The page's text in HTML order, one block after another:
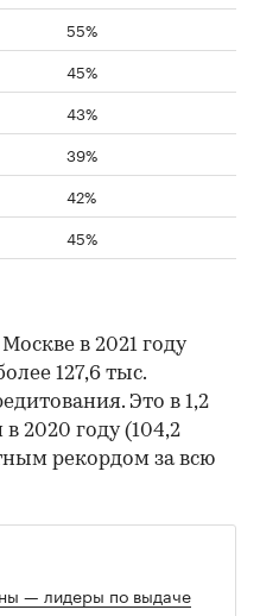
55%
45%
43%
39%
42%
45%
в 2021 году
127,6 тыс.
Это в 1,2
2020 году (104,2
рекордом за всю
— лидеры по выдаче